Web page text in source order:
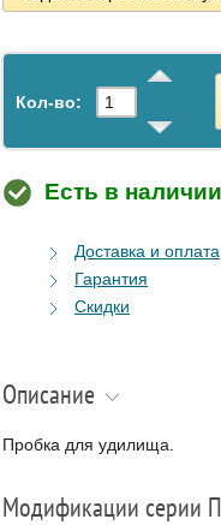
Кол-во:
Есть в наличии
Доставка и оплата
Гарантия
Скидки
Описание
Пробка для удилища.
Модификации серии